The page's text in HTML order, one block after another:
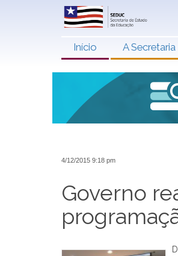
Início A Secretaria
4/12/2015 9:18 pm
Governo